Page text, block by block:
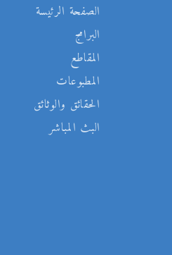
الصفحة الرئيسة
البرامج
المقاطع
المطبوعات
الحقائق والوثائق
البث المباشر